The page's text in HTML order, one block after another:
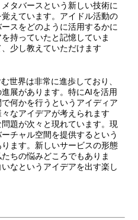
タバースという新しい技術に
えています。アイドル活動の
スをどのように活用するかに
持っていたと記憶していま
少し教えていただけます
世界は非常に進歩しており、
展があります。特にAIを活用
何かを行うというアイディア
なアイデアが考えられます
題が次々と現れています。現
チャル空間を提供するという
ます。新しいサービスの形態
ちの悩みどころでもありま
なというアイデアを出す楽し